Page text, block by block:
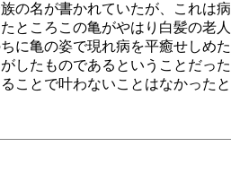
の名が書かれていたが、これは
ところこの亀がやはり白髪の老
に亀の姿で現れ病を平癒せしめ
したものであるということだっ
ことで叶わないことはなかったと